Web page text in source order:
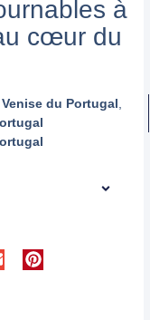
à
cœur du
Venise du Portugal